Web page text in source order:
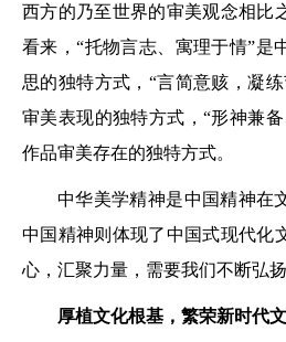
西方的乃至世界的审美观念相比
看来，“托物言志、寓理于情”是
思的独特方式，“言简意赅，凝
审美表现的独特方式，“形神兼
作品审美存在的独特方式。
中华美学精神是中国精神在
中国精神则体现了中国式现代化
心，汇聚力量，需要我们不断弘扬
厚植文化根基，繁荣新时代